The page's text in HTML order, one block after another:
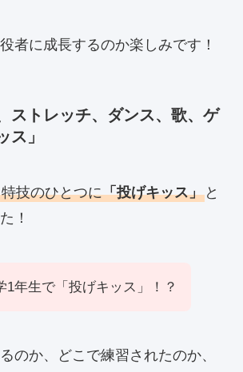
者に成長するのか楽しみです！
ストレッチ、ダンス、歌、ゲ
ス」
特技のひとつに「投げキッス」と
！
1年生で「投げキッス」！？
のか、どこで練習されたのか、